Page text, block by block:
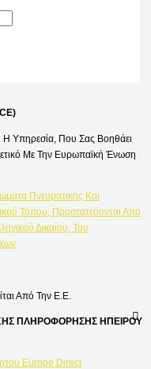
Υπηρεσία, Που Σας Βοηθάει
Με Την Ευρωπαϊκή Ένωση
Πνευματικής Και
Τόπου, Προστατεύονται Από
Δικαίου, Του
Από Την Ε.Ε.
ΠΛΗΡΟΦΟΡΗΣΗΣ ΗΠΕΙΡΟΥ
Europe Direct